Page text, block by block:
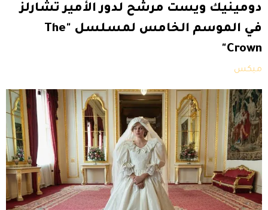
دومينيك ويست مرشّح لدور الأمير تشارلز
في الموسم الخامس لمسلسل "The
Crown"
ميكس